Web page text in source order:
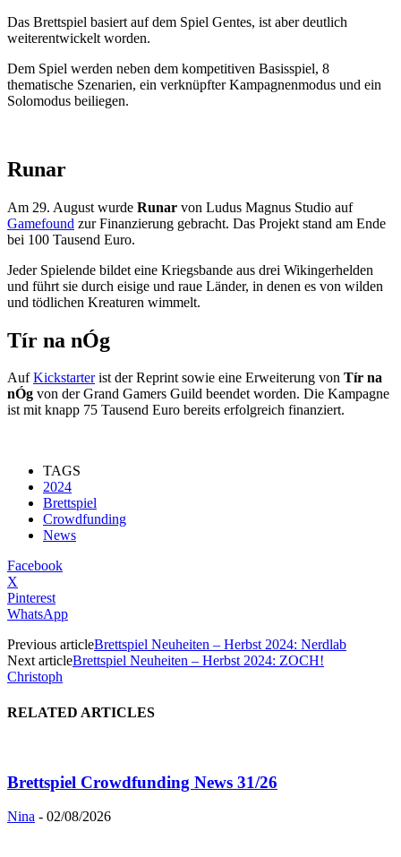
Das Brettspiel basiert auf dem Spiel Gentes, ist aber deutlich
weiterentwickelt worden.
Dem Spiel werden neben dem kompetitiven Basisspiel, 8
thematische Szenarien, ein verknüpfter Kampagnenmodus und ein
Solomodus beiliegen.
Runar
Am 29. August wurde Runar von Ludus Magnus Studio auf
Gamefound zur Finanzierung gebracht. Das Projekt stand am Ende
bei 100 Tausend Euro.
Jeder Spielende bildet eine Kriegsbande aus drei Wikingerhelden
und führt sie durch eisige und raue Länder, in denen es von wilden
und tödlichen Kreaturen wimmelt.
Tír na nÓg
AufKickstarterist der Reprint sowie eine Erweiterung von Tír na
nÓg von der Grand Gamers Guild beendet worden. Die Kampagne
ist mit knapp 75 Tausend Euro bereits erfolgreich finanziert.
TAGS
2024
Brettspiel
Crowdfunding
News
Facebook
X
Pinterest
WhatsApp
Previous articleBrettspiel Neuheiten – Herbst 2024: Nerdlab
Next articleBrettspiel Neuheiten – Herbst 2024: ZOCH!
Christoph
RELATED ARTICLES
Brettspiel Crowdfunding News 31/26
Nina - 02/08/2026